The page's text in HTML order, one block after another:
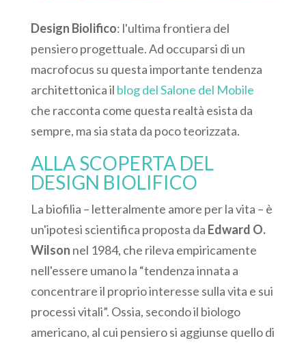
Design Biolifico: l'ultima frontiera del
pensiero progettuale. Ad occuparsi di un
macrofocus su questa importante tendenza
architettonica il blog del Salone del Mobile
che racconta come questa realtà esista da
sempre, ma sia stata da poco teorizzata.
ALLA SCOPERTA DEL
DESIGN BIOLIFICO
La biofilia – letteralmente amore per la vita – è
un'ipotesi scientifica proposta da Edward O.
Wilson nel 1984, che rileva empiricamente
nell'essere umano la “tendenza innata a
concentrare il proprio interesse sulla vita e sui
processi vitali”. Ossia, secondo il biologo
americano, al cui pensiero si aggiunse quello di